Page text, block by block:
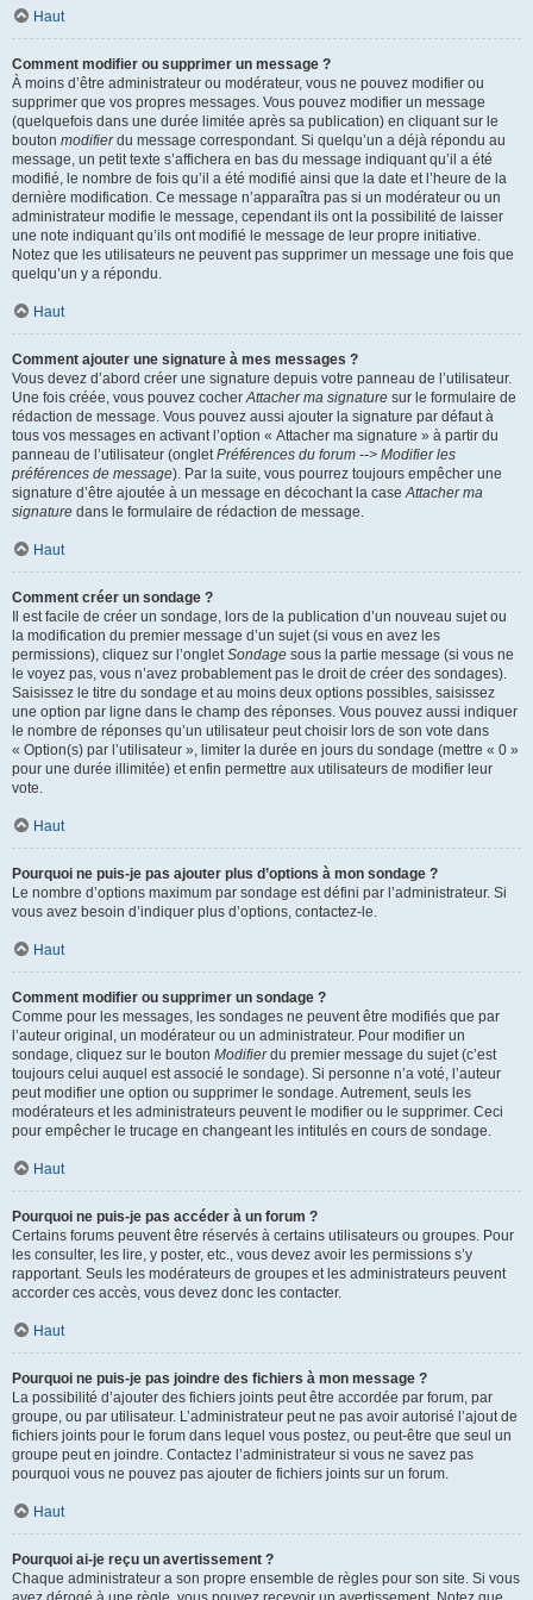
Haut
Comment modifier ou supprimer un message ?
À moins d’être administrateur ou modérateur, vous ne pouvez modifier ou
supprimer que vos propres messages. Vous pouvez modifier un message
(quelquefois dans une durée limitée après sa publication) en cliquant sur le
bouton modifierdu message correspondant. Si quelqu’un a déjà répondu au
message, un petit texte s’affichera en bas du message indiquant qu’il a été
modifié, le nombre de fois qu’il a été modifié ainsi que la date et l’heure de la
dernière modification. Ce message n’apparaîtra pas si un modérateur ou un
administrateur modifie le message, cependant ils ont la possibilité de laisser
une note indiquant qu’ils ont modifié le message de leur propre initiative.
Notez que les utilisateurs ne peuvent pas supprimer un message une fois que
quelqu’un y a répondu.
Haut
Comment ajouter une signature à mes messages ?
Vous devez d’abord créer une signature depuis votre panneau de l’utilisateur.
Une fois créée, vous pouvez cocherAttacher ma signature sur le formulaire de
rédaction de message. Vous pouvez aussi ajouter la signature par défaut à
tous vos messages en activant l’option « Attacher ma signature » à partir du
panneau de l’utilisateur (ongletPréférences du forum --> Modifier les
préférences de message). Par la suite, vous pourrez toujours empêcher une
signature d’être ajoutée à un message en décochant la caseAttacher ma
signature dans le formulaire de rédaction de message.
Haut
Comment créer un sondage ?
Il est facile de créer un sondage, lors de la publication d’un nouveau sujet ou
la modification du premier message d’un sujet (si vous en avez les
permissions), cliquez sur l’ongletSondage sous la partie message (si vous ne
le voyez pas, vous n’avez probablement pas le droit de créer des sondages).
Saisissez le titre du sondage et au moins deux options possibles, saisissez
une option par ligne dans le champ des réponses. Vous pouvez aussi indiquer
le nombre de réponses qu’un utilisateur peut choisir lors de son vote dans
« Option(s) par l’utilisateur », limiter la durée en jours du sondage (mettre « 0 »
pour une durée illimitée) et enfin permettre aux utilisateurs de modifier leur
vote.
Haut
Pourquoi ne puis-je pas ajouter plus d’options à mon sondage ?
Le nombre d’options maximum par sondage est défini par l’administrateur. Si
vous avez besoin d’indiquer plus d’options, contactez-le.
Haut
Comment modifier ou supprimer un sondage ?
Comme pour les messages, les sondages ne peuvent être modifiés que par
l’auteur original, un modérateur ou un administrateur. Pour modifier un
sondage, cliquez sur le bouton Modifierdu premier message du sujet (c’est
toujours celui auquel est associé le sondage). Si personne n’a voté, l’auteur
peut modifier une option ou supprimer le sondage. Autrement, seuls les
modérateurs et les administrateurs peuvent le modifier ou le supprimer. Ceci
pour empêcher le trucage en changeant les intitulés en cours de sondage.
Haut
Pourquoi ne puis-je pas accéder à un forum ?
Certains forums peuvent être réservés à certains utilisateurs ou groupes. Pour
les consulter, les lire, y poster, etc., vous devez avoir les permissions s’y
rapportant. Seuls les modérateurs de groupes et les administrateurs peuvent
accorder ces accès, vous devez donc les contacter.
Haut
Pourquoi ne puis-je pas joindre des fichiers à mon message ?
La possibilité d’ajouter des fichiers joints peut être accordée par forum, par
groupe, ou par utilisateur. L’administrateur peut ne pas avoir autorisé l’ajout de
fichiers joints pour le forum dans lequel vous postez, ou peut-être que seul un
groupe peut en joindre. Contactez l’administrateur si vous ne savez pas
pourquoi vous ne pouvez pas ajouter de fichiers joints sur un forum.
Haut
Pourquoi ai-je reçu un avertissement ?
Chaque administrateur a son propre ensemble de règles pour son site. Si vous